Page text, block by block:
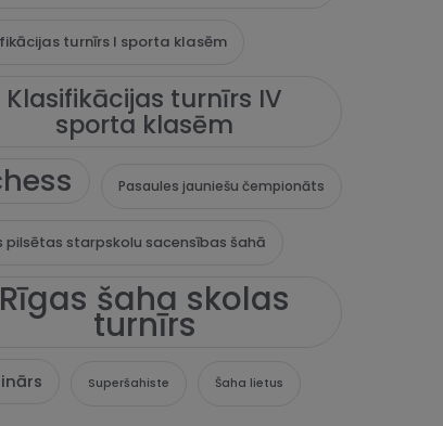
turnīrs I sporta klasēm
Klasifikācijas turnīrs IV
sporta klasēm
Pasaules jauniešu čempionāts
pilsētas starpskolu sacensības šahā
Rīgas šaha skolas
turnīrs
Superšahiste Šaha lietus